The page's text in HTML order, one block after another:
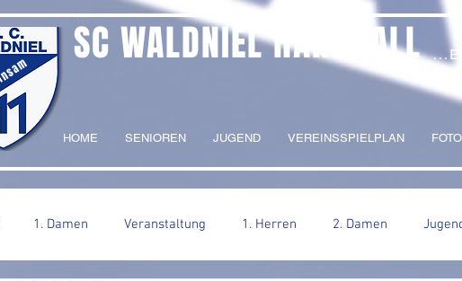
SC WALDNIEL HANDBALL
HOME SENIOREN JUGEND VEREINSSPIELPLAN
1. Damen Veranstaltung 1. Herren 2. Damen